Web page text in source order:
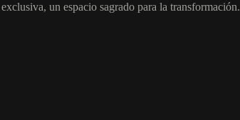
un espacio sagrado para la transformación.